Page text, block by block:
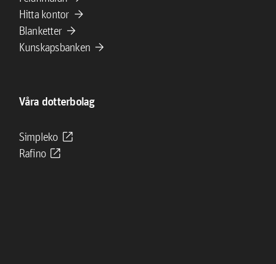
Hitta kontor arrow_forward
Blanketter arrow_forward
Kunskapsbanken arrow_forward
Våra dotterbolag
Simpleko open_in_new
Rafino open_in_new